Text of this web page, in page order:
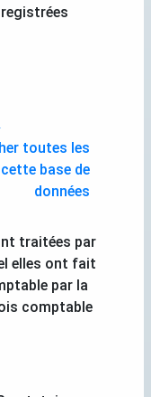
toutes les
base de
données
traitées par
elles ont fait
par la
comptable